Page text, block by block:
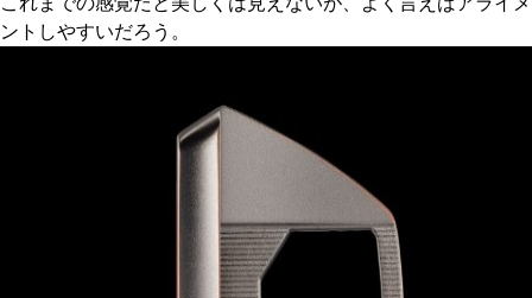
ントしやすいだろう。